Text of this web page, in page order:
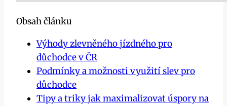
Obsah článku
Výhody zlevněného jízdného pro
důchodce v ČR
Podmínky a možnosti využití slev pro
důchodce
Tipy a triky jak maximalizovat úspory na